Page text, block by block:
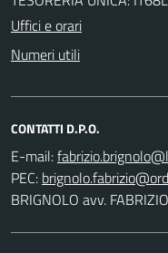
Uffici e orari
Numeri utili
CONTATTI D.P.O.
E-mail:
PEC:
BRIGNOLO avv. FABRIZIO